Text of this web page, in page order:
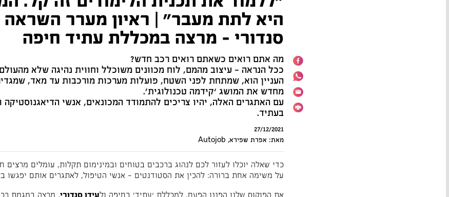
היא לתת מעבר" | ראיון מערר השראה
סנדורי – מרצה במכללת עתיד חיפה
מה אתם רואים כשאתם רואים רכב חדש?
ככל הנראה – עיצוב מהמם, לוח מכוונים משוכלל וחווית נהיגה שלא
העניין הוא, שמתחת לפני השטח, פועלות מערכות מורכבות עד מאד,
מחדש את המושג ‘קידמה טכנולוגית’.
עם האתגרים האלה, יהיו צריכים להתמודד המכונאים, אנשי הדיאגנוסטיקה
בעתיד.
27/12/2021
מאת: אפרת שפירא, Autojob
כדי שאלה יוכלו לעזור לכם לנהוג ברכבים בטוחים ובמינימום תקלות, עומלים מרצים
על משימה אחת ברורה: להכין את הסטודנטים – אנשי הטיפול, לאתגרים אותם יפגשו
את הפוקוס שלנו הפננו הפעם, למכללת ‘עתיד’ בחיפה ולעידו סנדורי, מרצה במגמת